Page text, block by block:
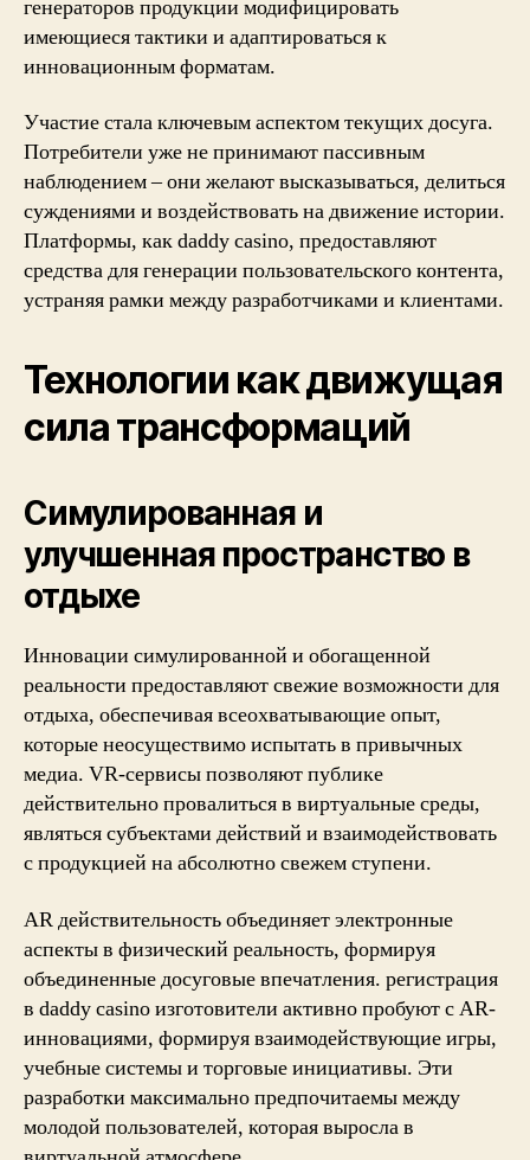
генераторов продукции модифицировать
имеющиеся тактики и адаптироваться к
инновационным форматам.
Участие стала ключевым аспектом текущих досуга.
Потребители уже не принимают пассивным
наблюдением – они желают высказываться, делиться
суждениями и воздействовать на движение истории.
Платформы, как daddy casino, предоставляют
средства для генерации пользовательского контента,
устраняя рамки между разработчиками и клиентами.
Технологии как движущая
сила трансформаций
Симулированная и
улучшенная пространство в
отдыхе
Инновации симулированной и обогащенной
реальности предоставляют свежие возможности для
отдыха, обеспечивая всеохватывающие опыт,
которые неосуществимо испытать в привычных
медиа. VR-сервисы позволяют публике
действительно провалиться в виртуальные среды,
являться субъектами действий и взаимодействовать
с продукцией на абсолютно свежем ступени.
AR действительность объединяет электронные
аспекты в физический реальность, формируя
объединенные досуговые впечатления. регистрация
в daddy casino изготовители активно пробуют с AR-
инновациями, формируя взаимодействующие игры,
учебные системы и торговые инициативы. Эти
разработки максимально предпочитаемы между
молодой пользователей, которая выросла в